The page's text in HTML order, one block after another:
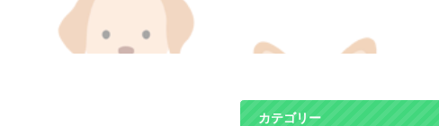
カテゴリー